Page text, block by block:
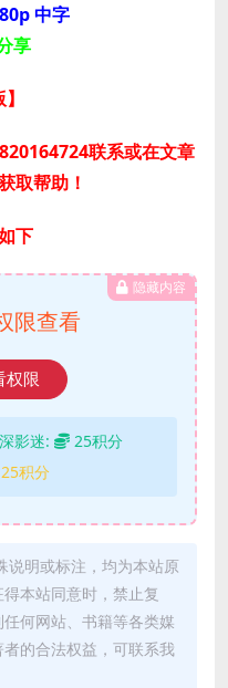
中字
享
联系或在文章
取帮助！
下
隐藏内容
限查看
权限
影迷:
25积分
25积分
说明或标注，均为本站原
本站同意时，禁止复
何网站、书籍等各类媒
的合法权益，可联系我